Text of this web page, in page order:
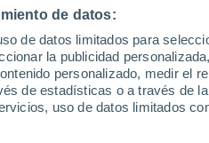
de datos:
de datos limitados para
la publicidad
personalizado, medir el
de estadísticas o a través de
uso de datos limitados
21°
Hellín